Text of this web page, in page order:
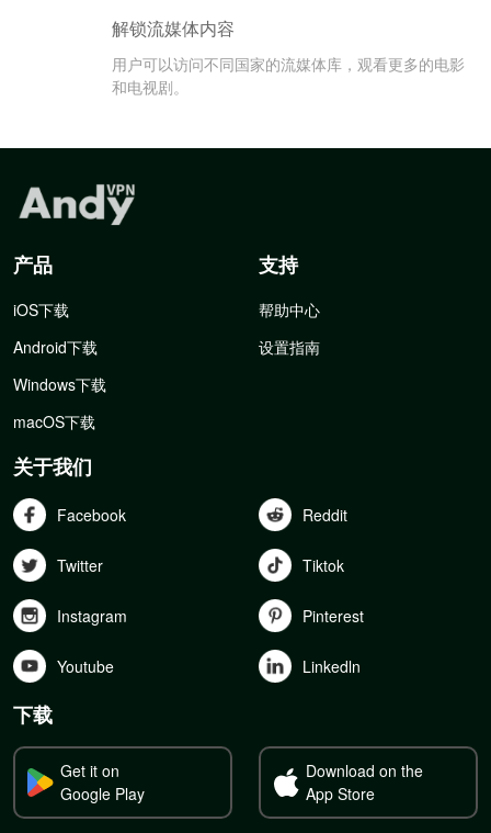
解锁流媒体内容
用户可以访问不同国家的流媒体库，观看更多的电影
和电视剧。
产品
iOS下载
Android下载
Windows下载
macOS下载
支持
帮助中心
设置指南
关于我们
Facebook Reddit
Twitter Tiktok
Instagram Pinterest
Youtube Linkedln
下载
Get it on
Google Play
Download on the
App Store